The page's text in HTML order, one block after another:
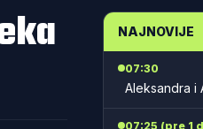
NAJNOVIJE
07:30
Aleksandra i
07:25 (pre 1